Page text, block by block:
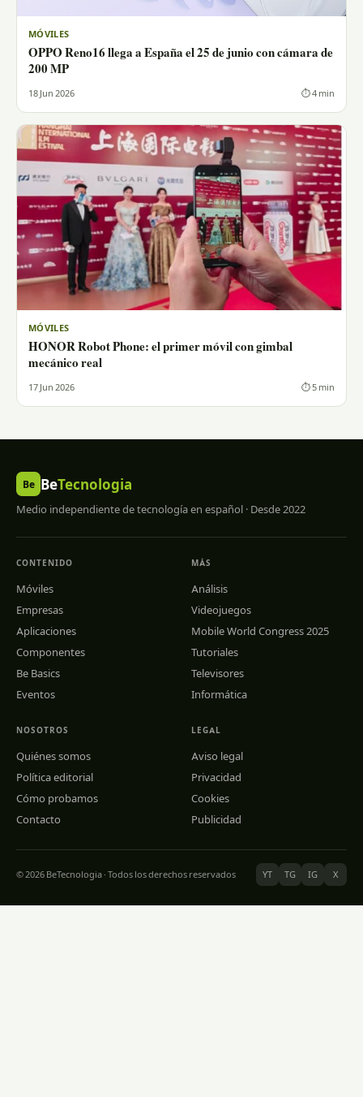
MÓVILES
OPPO Reno16 llega a España el 25 de junio con cámara de
200 MP
18 Jun 2026 ⏱ 4 min
MÓVILES
HONOR Robot Phone: el primer móvil con gimbal
mecánico real
17 Jun 2026 ⏱ 5 min
Be BeTecnologia
Medio independiente de tecnología en español · Desde 2022
CONTENIDO
Móviles
Empresas
Aplicaciones
Componentes
Be Basics
Eventos
MÁS
Análisis
Videojuegos
Mobile World Congress 2025
Tutoriales
Televisores
Informática
NOSOTROS
Quiénes somos
Política editorial
Cómo probamos
Contacto
LEGAL
Aviso legal
Privacidad
Cookies
Publicidad
© 2026 BeTecnologia · Todos los derechos reservados YT TG IG X